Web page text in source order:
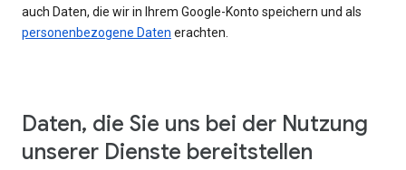
auch Daten, die wir in Ihrem Google-Konto speichern und als
personenbezogene Daten erachten.
Daten, die Sie uns bei der Nutzung
unserer Dienste bereitstellen